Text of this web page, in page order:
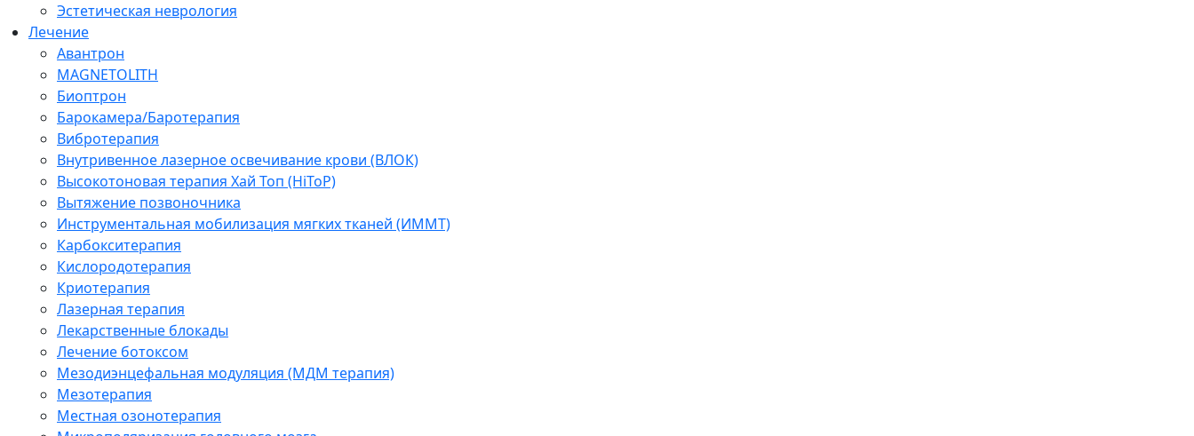
Эстетическая неврология
Лечение
Авантрон
MAGNETOLITH
Биоптрон
Барокамера/Баротерапия
Вибротерапия
Внутривенное лазерное освечивание крови (ВЛОК)
Высокотоновая терапия Хай Топ (HiToP)
Вытяжение позвоночника
Инструментальная мобилизация мягких тканей (ИММТ)
Карбокситерапия
Кислородотерапия
Криотерапия
Лазерная терапия
Лекарственные блокады
Лечение ботоксом
Мезодиэнцефальная модуляция (МДМ терапия)
Мезотерапия
Местная озонотерапия